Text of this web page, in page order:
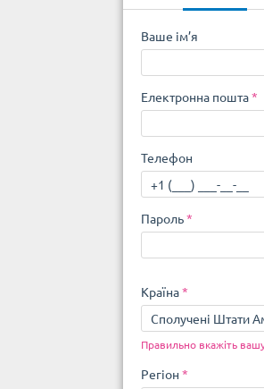
Ваше ім’я
Електронна пошта*
Телефон
Пароль*
Країна*
Сполучені Штати
Правильно вкажіть
Регіон *